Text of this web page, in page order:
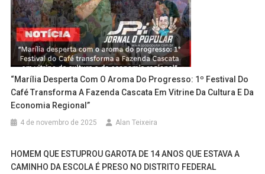
“Marília Desperta Com O Aroma Do Progresso: 1º Festival Do
Café Transforma A Fazenda Cascata Em Vitrine Da Cultura E Da
Economia Regional”
4 de novembro de 2025 Alan Teixeira
HOMEM QUE ESTUPROU GAROTA DE 14 ANOS QUE ESTAVA A
CAMINHO DA ESCOLA É PRESO NO DISTRITO FEDERAL